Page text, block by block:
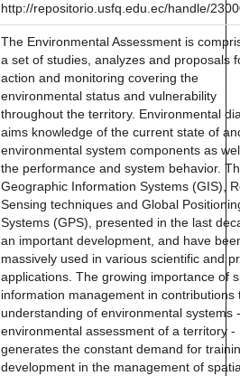
http://repositorio.usfq.edu.ec/handle/
The Environmental Assessment is
a set of studies, analyzes and proposals
action and monitoring covering the
environmental status and vulnerability
throughout the territory. Environmental
aims knowledge of the current state of
environmental system components as
the performance and system behavior.
Geographic Information Systems (GIS),
Sensing techniques and Global
Systems (GPS), presented in the last
an important development, and have
massively used in various scientific and
applications. The growing importance of
information management in contributions
understanding of environmental systems -
environmental assessment of a territory -
generates the constant demand for
development in the management of